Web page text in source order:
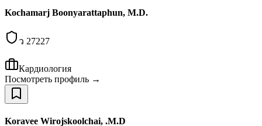
Kochamarj Boonyarattaphun, M.D.
ว 27227
Кардиология
Посмотреть профиль →
Koravee Wirojskoolchai, .M.D